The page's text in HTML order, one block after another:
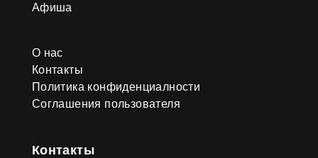
Афиша
О нас
Контакты
Политика конфиденциалности
Соглашения пользователя
Контакты